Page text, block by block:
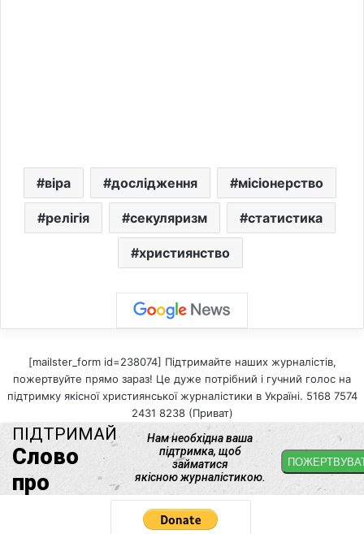
віра дослідження місіонерство
релігія секуляризм статистика
християнство
[mailster_form id=238074] Підтримайте наших журналістів,
пожертвуйте прямо зараз! Це дуже потрібний і гучний голос на
підтримку якісної християнської журналістики в Україні. 5168 7574
2431 8238 (Приват)